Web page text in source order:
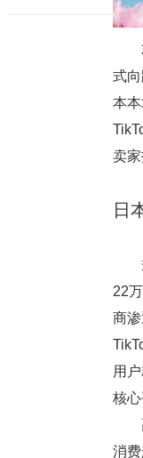
式
本
卖
日
规
22
商
用
核心
高
消